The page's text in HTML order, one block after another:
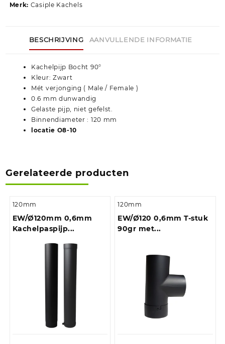
Merk: Casiple Kachels
BESCHRIJVING AANVULLENDE INFORMATIE
Kachelpijp Bocht 90°
Kleur: Zwart
Mét verjonging ( Male / Female )
0.6 mm dunwandig
Gelaste pijp, niet gefelst.
Binnendiameter : 120 mm
locatie O8-10
Gerelateerde producten
120mm
EW/Ø120mm 0,6mm
Kachelpaspijp...
120mm
EW/Ø120 0,6mm T-stuk
90gr met...